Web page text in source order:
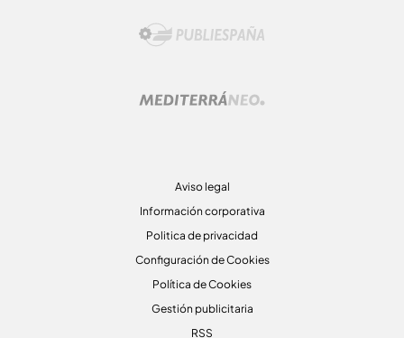
Aviso legal
Información corporativa
Politica de privacidad
Configuración de Cookies
Política de Cookies
Gestión publicitaria
RSS